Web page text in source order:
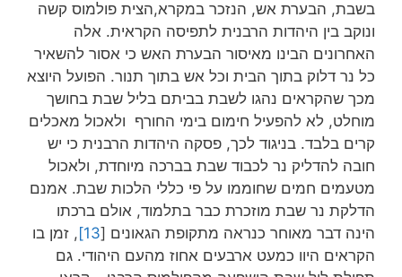
בשבת, הבערת אש, הנזכר במקרא,הצית פולמוס קשה
ונוקב בין היהדות הרבנית לתפיסה הקראית. אלה
האחרונים הבינו מאיסור הבערת האש כי אסור להשאיר
כל נר דלוק בתוך הבית וכל אש בתוך תנור. הפועל היוצא
מכך שהקראים נהגו לשבת בביתם בליל שבת בחושך
מוחלט, לא להפעיל חימום בימי החורף ולאכול מאכלים
קרים בלבד. בניגוד לכך, פסקה היהדות הרבנית כי יש
חובה להדליק נר לכבוד שבת בברכה מיוחדת, ולאכול
מטעמים חמים שחוממו על פי כללי הלכות שבת. אמנם
הדלקת נר שבת מוזכרת כבר בתלמוד, אולם ברכתו
הינה דבר מאוחר כנראה מתקופת הגאונים [13] , זמן בו
הקראים היוו כמעט ארבעים אחוז מהעם היהודי. גם